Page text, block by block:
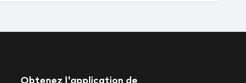
Obtenez l'application de